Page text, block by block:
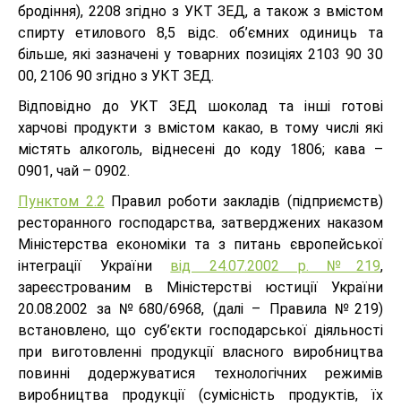
бродіння), 2208 згідно з УКТ ЗЕД, а також з вмістом
спирту етилового 8,5 відс. об’ємних одиниць та
більше, які зазначені у товарних позиціях 2103 90 30
00, 2106 90 згідно з УКТ ЗЕД.
Відповідно до УКТ ЗЕД шоколад та інші готові
харчові продукти з вмістом какао, в тому числі які
містять алкоголь, віднесені до коду 1806; кава –
0901, чай – 0902.
Пунктом 2.2 Правил роботи закладів (підприємств)
ресторанного господарства, затверджених наказом
Міністерства економіки та з питань європейської
інтеграції України від 24.07.2002 р. №219,
зареєстрованим в Міністерстві юстиції України
20.08.2002 за №680/6968, (далі – Правила №219)
встановлено, що суб’єкти господарської діяльності
при виготовленні продукції власного виробництва
повинні додержуватися технологічних режимів
виробництва продукції (сумісність продуктів, їх